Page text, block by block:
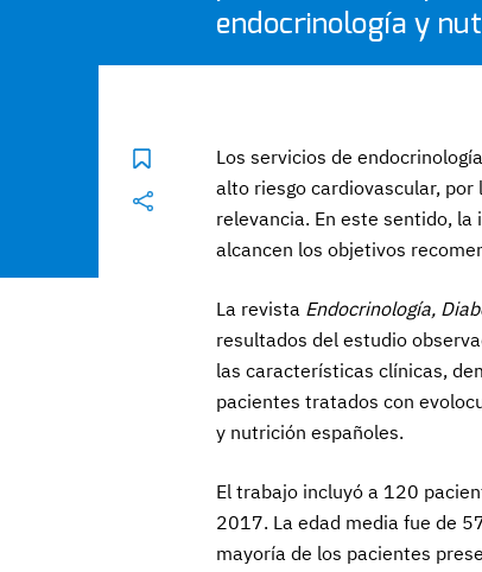
endocrinología y
Los servicios de
alto riesgo cardiovascular, por
relevancia. En este sentido,
alcancen los objetivos
La revista Endocrinología,
resultados del estudio
las características clínicas,
pacientes tratados con
y nutrición españoles.
El trabajo incluyó a 120
2017. La edad media fue de
mayoría de los pacientes